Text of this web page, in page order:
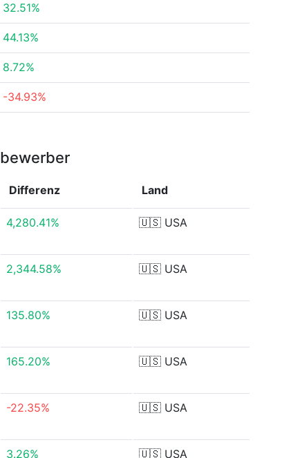
32.51%
44.13%
8.72%
-34.93%
Differenz Land
4,280.41% 🇺🇸 USA
2,344.58% 🇺🇸 USA
135.80% 🇺🇸 USA
165.20% 🇺🇸 USA
-22.35% 🇺🇸 USA
3.26% 🇺🇸 USA